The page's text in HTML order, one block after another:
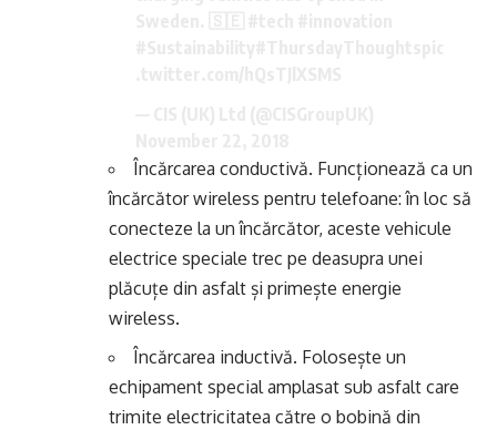
Încărcarea conductivă. Funcționează ca un
încărcător wireless pentru telefoane: în loc să
conecteze la un încărcător, aceste vehicule
electrice speciale trec pe deasupra unei
plăcuțe din asfalt și primește energie
wireless.
Încărcarea inductivă. Folosește un
echipament special amplasat sub asfalt care
trimite electricitatea către o bobină din